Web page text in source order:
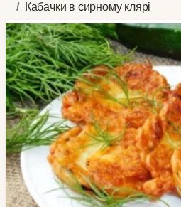
Кабачки в сирному клярі